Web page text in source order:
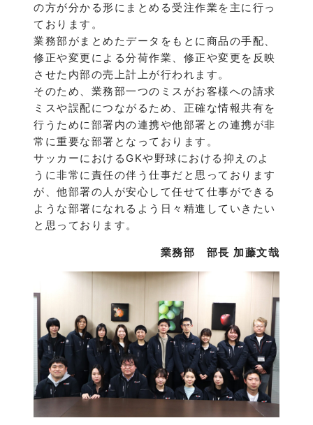
の方が分かる形にまとめる受注作業を主に行っ
ております。
業務部がまとめたデータをもとに商品の手配、
修正や変更による分荷作業、修正や変更を反映
させた内部の売上計上が行われます。
そのため、業務部一つのミスがお客様への請求
ミスや誤配につながるため、正確な情報共有を
行うために部署内の連携や他部署との連携が非
常に重要な部署となっております。
サッカーにおけるGKや野球における抑えのよ
うに非常に責任の伴う仕事だと思っております
が、他部署の人が安心して任せて仕事ができる
ような部署になれるよう日々精進していきたい
と思っております。
業務部 部長 加藤文哉